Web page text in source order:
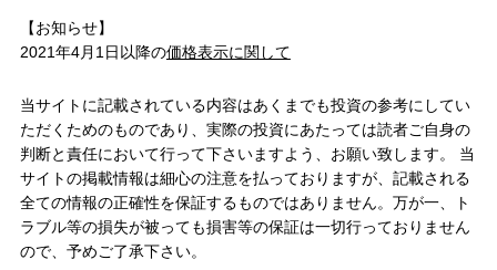
【お知らせ】
2021年4月1日以降の価格表示に関して
当サイトに記載されている内容はあくまでも投資の参考にしてい
ただくためのものであり、実際の投資にあたっては読者ご自身の
判断と責任において行って下さいますよう、お願い致します。 当
サイトの掲載情報は細心の注意を払っておりますが、記載される
全ての情報の正確性を保証するものではありません。万が一、ト
ラブル等の損失が被っても損害等の保証は一切行っておりません
ので、予めご了承下さい。